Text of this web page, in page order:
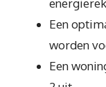
Een
worden
Een